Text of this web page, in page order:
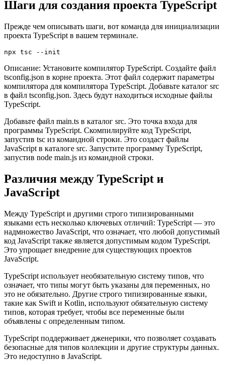
базовые функции, такие как подсветка синтаксиса и
открытый исходный код и доступен на GitHub.
Прежде чем описывать шаги, вот команда для инициализации
проекта TypeScript в вашем терминале.
Описание: Установите компилятор TypeScript. Создайте файл
tsconfig.json в корне проекта. Этот файл содержит параметры
компилятора для компилятора TypeScript. Добавьте каталог src
в файл tsconfig.json. Здесь будут находиться исходные файлы
TypeScript.
Добавьте файл main.ts в каталог src. Это точка входа для
запустив tsc из командной строки. Это создаст файлы
JavaScript в каталоге src. Запустите программу TypeScript,
запустив node main.js из командной строки.
Различия между TypeScript и
JavaScript
Между TypeScript и другими строго типизированными
языками есть несколько ключевых отличий: TypeScript — это
надмножество JavaScript, что означает, что любой допустимый
код JavaScript также является допустимым кодом TypeScript.
Это упрощает внедрение для существующих проектов
JavaScript.
TypeScript использует необязательную систему типов, что
означает, что типы могут быть указаны для переменных, но
это не обязательно. Другие строго типизированные языки,
такие как Swift и Kotlin, используют обязательную систему
типов, которая требует, чтобы все переменные были
объявлены с определенным типом.